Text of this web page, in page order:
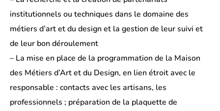
institutionnels ou techniques dans le domaine des
métiers d’art et du design et la gestion de leur suivi et
de leur bon déroulement
– La mise en place de la programmation de la Maison
des Métiers d’Art et du Design, en lien étroit avec le
responsable : contacts avec les artisans, les
professionnels ; préparation de la plaquette de